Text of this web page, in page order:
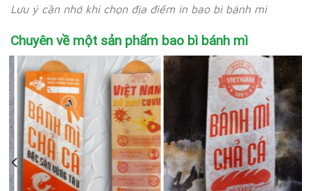
Lưu ý cần nhớ khi chọn địa điểm in bao bì bánh mì
Chuyên về một sản phẩm bao bì bánh mì